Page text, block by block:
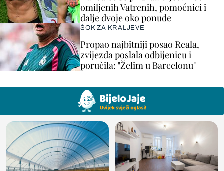
omiljenih Vatrenih, pomoćnici i
dalje dvoje oko ponude
ŠOK ZA KRALJEVE
Propao najbitniji posao Reala,
zvijezda poslala odbijenicu i
poručila: "Želim u Barcelonu"